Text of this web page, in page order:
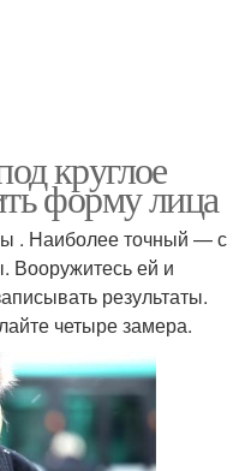
Овальное лицо
круглое
форму лица
. Наиболее точный — с
Вооружитесь ей и
результаты.
четыре замера.